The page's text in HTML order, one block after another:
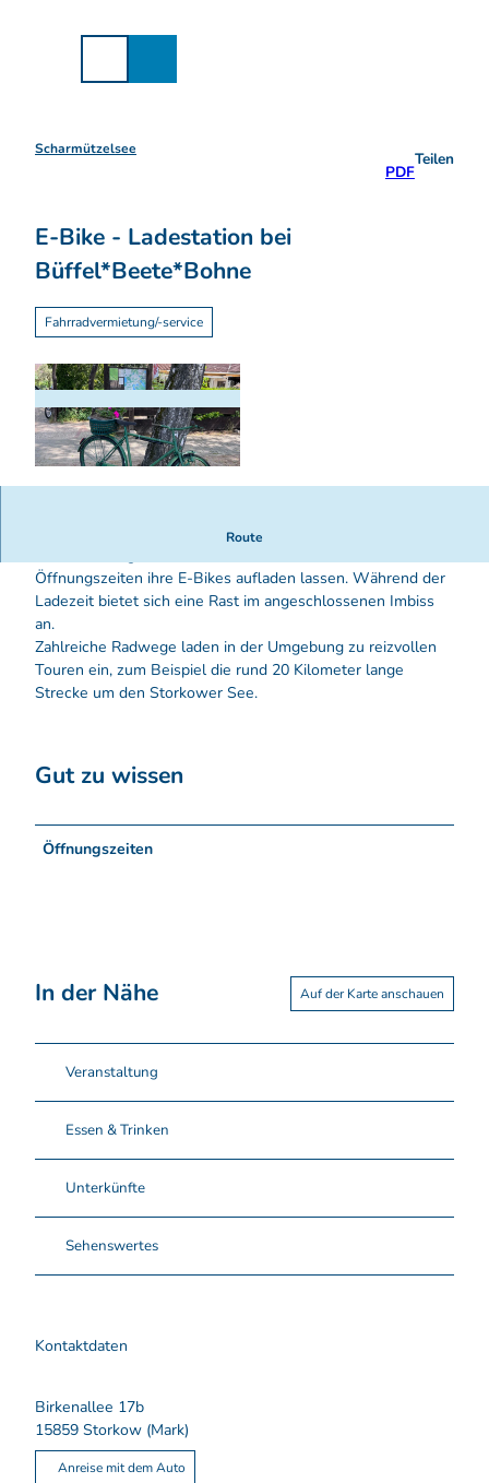
Scharmützelsee
PDF
Teilen
E-Bike - Ladestation bei
Büffel*Beete*Bohne
Fahrradvermietung/-service
Route
In dem auf regionale Produkte spezialisierten
Öffnungszeiten ihre E-Bikes aufladen lassen. Während der
Ladezeit bietet sich eine Rast im angeschlossenen Imbiss
an.
Zahlreiche Radwege laden in der Umgebung zu reizvollen
Touren ein, zum Beispiel die rund 20 Kilometer lange
Strecke um den Storkower See.
Gut zu wissen
Öffnungszeiten
In der Nähe Auf der Karte anschauen
Veranstaltung
Essen & Trinken
Unterkünfte
Sehenswertes
Kontaktdaten
Birkenallee 17b
15859 Storkow (Mark)
Anreise mit dem Auto